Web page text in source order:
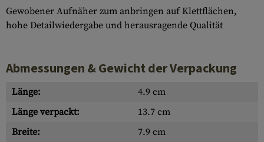
Gewobener Aufnäher zum anbringen auf Klettflächen,
hohe Detailwiedergabe und herausragende Qualität
Abmessungen & Gewicht der Verpackung
Länge:
4.9 cm
Länge verpackt:
13.7 cm
Breite:
7.9 cm